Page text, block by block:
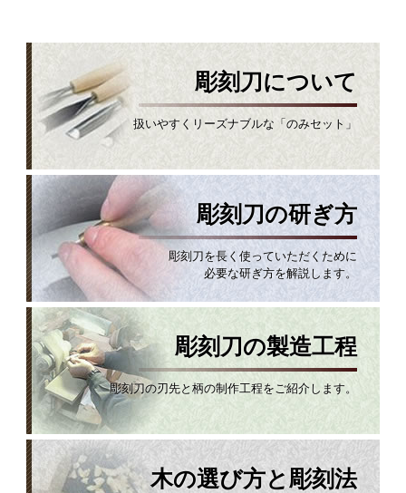
彫刻刀について
扱いやすくリーズナブルな「のみセット」
彫刻刀の研ぎ方
彫刻刀を長く使っていただくために
必要な研ぎ方を解説します。
彫刻刀の製造工程
彫刻刀の刃先と柄の制作工程をご紹介します。
木の選び方と彫刻法